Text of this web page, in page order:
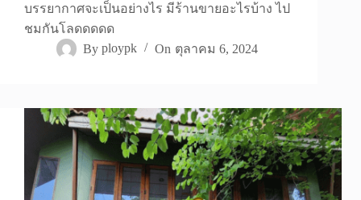
บรรยากาศจะเป็นอย่างไร มีร้านขายอะไรบ้าง ไป
ชมกันโลดดดดด
By ploypk On ตุลาคม 6, 2024